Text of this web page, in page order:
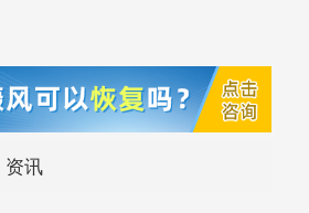
资讯